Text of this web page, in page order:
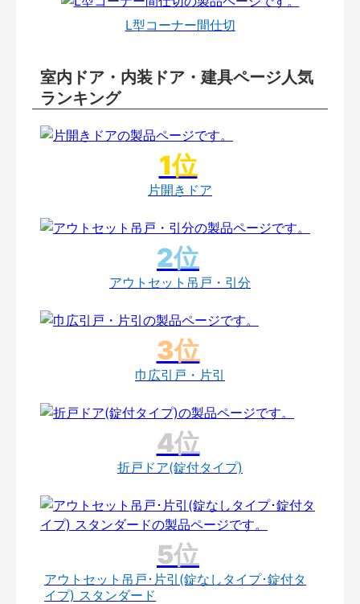
L型コーナー間仕切
室内ドア・内装ドア・建具ページ人気
ランキング
片開きドア
アウトセット吊戸・引分
巾広引戸・片引
折戸ドア(錠付タイプ)
アウトセット吊戸･片引(錠なしタイプ･錠付タ
イプ) スタンダード